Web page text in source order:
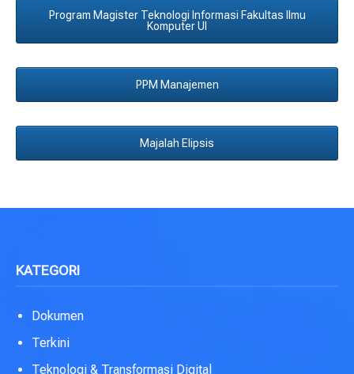
Program Magister Teknologi Informasi Fakultas Ilmu
Komputer UI
PPM Manajemen
Majalah Elipsis
KATEGORI
Dokumen
Terkini
Teknologi & Transformasi Digital